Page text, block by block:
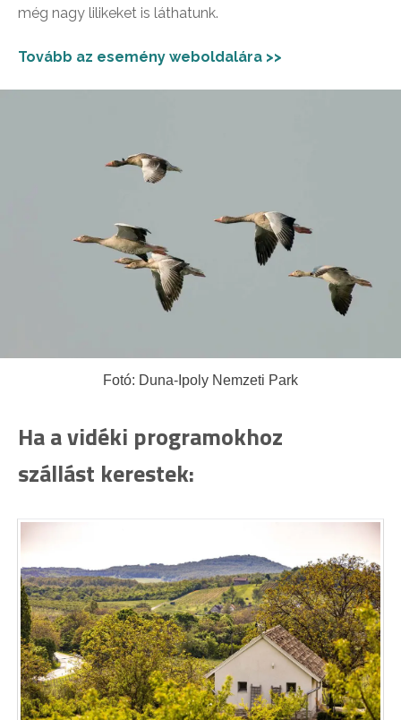
még nagy lilikeket is láthatunk.
Tovább az esemény weboldalára >>
Fotó: Duna-Ipoly Nemzeti Park
Ha a vidéki programokhoz
szállást kerestek: